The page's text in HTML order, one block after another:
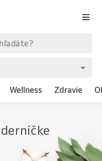
Wellness Zdravie